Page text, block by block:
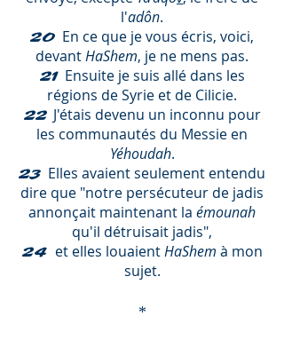
l'adôn.
20 En ce que je vous écris, voici,
devantHaShem, je ne mens pas.
21 Ensuite je suis allé dans les
régions de Syrie et de Cilicie.
22 J'étais devenu un inconnu pour
les communautés du Messie en
Yéhoudah.
23 Elles avaient seulement entendu
dire que "notre persécuteur de jadis
annonçait maintenant la émounah
qu'il détruisait jadis",
24 et elles louaientHaShem à mon
sujet.
*